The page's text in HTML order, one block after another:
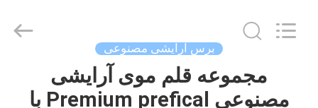
صفحه
اصلی
Cosmetics
برس آرایشی مصنوعی
مجموعه قلم موی آرایشی
مصنوعی Premium prefical با